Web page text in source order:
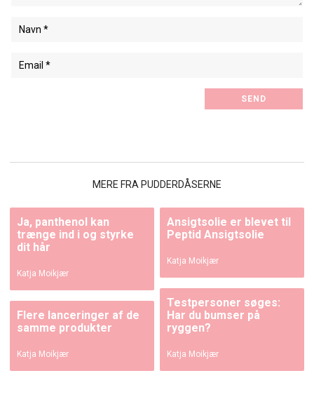
MERE FRA PUDDERDÅSERNE
Ja, panthenol kan
trænge ind i og styrke
dit hår
Katja Moikjær
Ansigtsolie er blevet til
Peptid Ansigtsolie
Katja Moikjær
Flere lanceringer af de
samme produkter
Katja Moikjær
Testpersoner søges:
Har du bumser på
ryggen?
Katja Moikjær